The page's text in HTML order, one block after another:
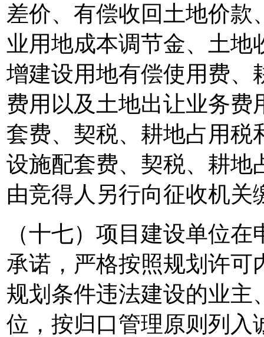
差价、有偿收回土地价款
业用地成本调节金、土地
增建设用地有偿使用费、
费用以及土地出让业务费
套费、契税、耕地占用税
设施配套费、契税、耕地
由竞得人另行向征收机关
（十七）项目建设单位
承诺，严格按照规划许可
规划条件违法建设的业主
位，按归口管理原则列入